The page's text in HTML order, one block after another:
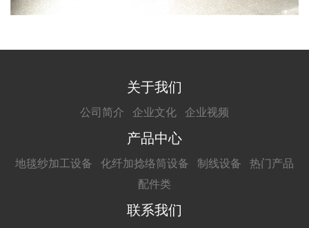
关于我们
公司简介 企业文化 企业视频
产品中心
地毯纱加工设备 化纤加捻络筒设备 制线设备
热门产品
配件类
联系我们